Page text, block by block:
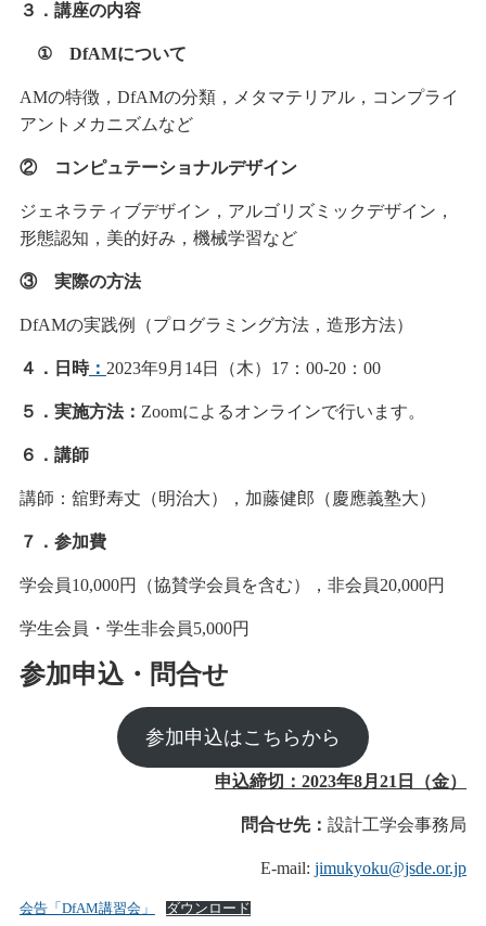
３．講座の内容
① DfAMについて
AMの特徴，DfAMの分類，メタマテリアル，コンプライ
アントメカニズムなど
② コンピュテーショナルデザイン
ジェネラティブデザイン，アルゴリズミックデザイン，
形態認知，美的好み，機械学習など
③ 実際の方法
DfAMの実践例（プログラミング方法，造形方法）
４．日時： 2023年9月14日（木）17：00-20：00
５．実施方法： Zoomによるオンラインで行います。
６．講師
講師：舘野寿丈（明治大），加藤健郎（慶應義塾大）
７．参加費
学会員10,000円（協賛学会員を含む），非会員20,000円
学生会員・学生非会員5,000円
参加申込・問合せ
参加申込はこちらから
申込締切：2023年8月21日（金）
問合せ先：設計工学会事務局
E-mail:jimukyoku@jsde.or.jp
会告「DfAM講習会」 ダウンロード